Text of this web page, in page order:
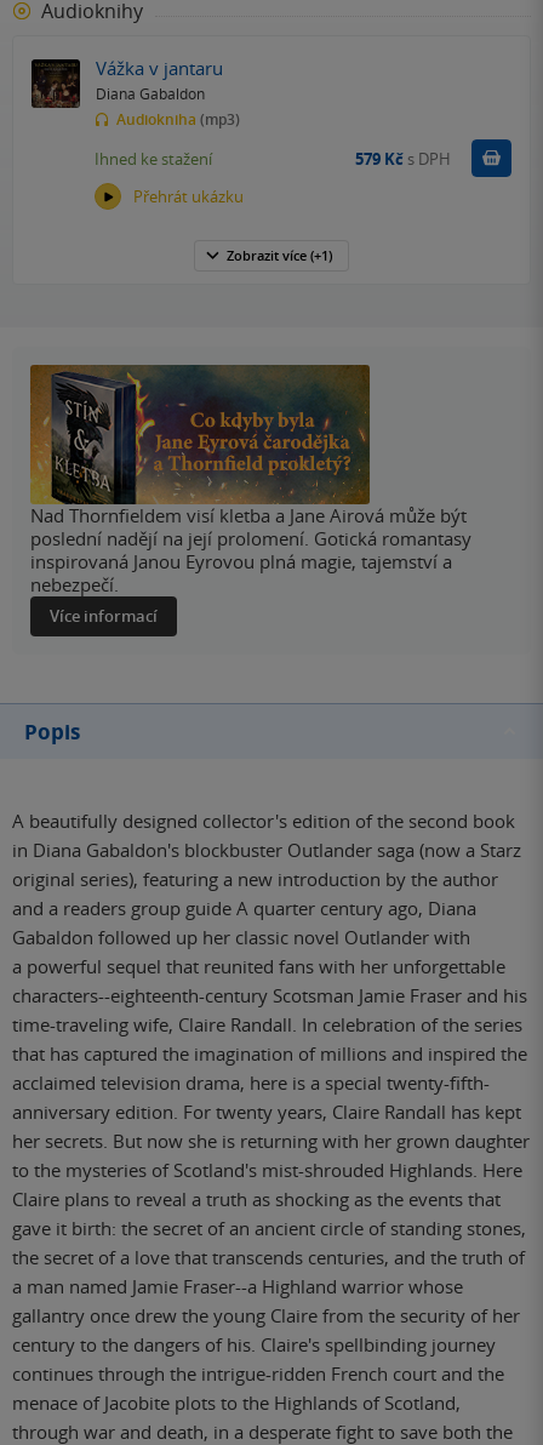
Audioknihy
Vážka v jantaru
Diana Gabaldon
Audiokniha (mp3)
Přehrát ukázku
Ihned ke stažení 579 Kč s DPH Koupit
Zobrazit více (+1)
Nad Thornfieldem visí kletba a Jane Airová může být
poslední nadějí na její prolomení. Gotická romantasy
inspirovaná Janou Eyrovou plná magie, tajemství a
nebezpečí.
Více informací
Popis
A beautifully designed collector's edition of the second book
in Diana Gabaldon's blockbuster Outlander saga (now a Starz
original series), featuring a new introduction by the author
and a readers group guide A quarter century ago, Diana
Gabaldon followed up her classic novel Outlander with
a powerful sequel that reunited fans with her unforgettable
characters--eighteenth-century Scotsman Jamie Fraser and his
time-traveling wife, Claire Randall. In celebration of the series
that has captured the imagination of millions and inspired the
acclaimed television drama, here is a special twenty-fifth-
anniversary edition. For twenty years, Claire Randall has kept
her secrets. But now she is returning with her grown daughter
to the mysteries of Scotland's mist-shrouded Highlands. Here
Claire plans to reveal a truth as shocking as the events that
gave it birth: the secret of an ancient circle of standing stones,
the secret of a love that transcends centuries, and the truth of
a man named Jamie Fraser--a Highland warrior whose
gallantry once drew the young Claire from the security of her
century to the dangers of his. Claire's spellbinding journey
continues through the intrigue-ridden French court and the
menace of Jacobite plots to the Highlands of Scotland,
through war and death, in a desperate fight to save both the